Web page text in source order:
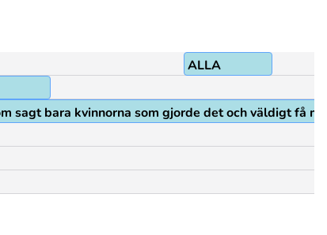
ALLA
sagt bara kvinnorna som gjorde det och väldigt få